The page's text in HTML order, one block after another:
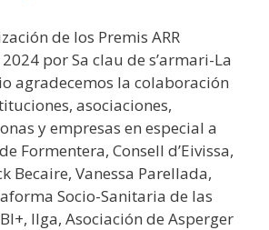
de los Premis ARR
por Sa clau de s’armari-La
agradecemos la colaboración
asociaciones,
y empresas en especial a
Formentera, Consell d’Eivissa,
Becaire, Vanessa Parellada,
Socio-Sanitaria de las
Ilga, Asociación de Asperger